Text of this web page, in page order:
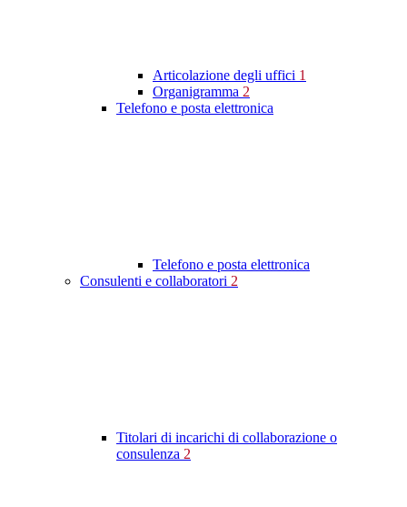
Articolazione degli uffici 1
Organigramma 2
Telefono e posta elettronica
Telefono e posta elettronica
Consulenti e collaboratori 2
Titolari di incarichi di collaborazione o
consulenza 2